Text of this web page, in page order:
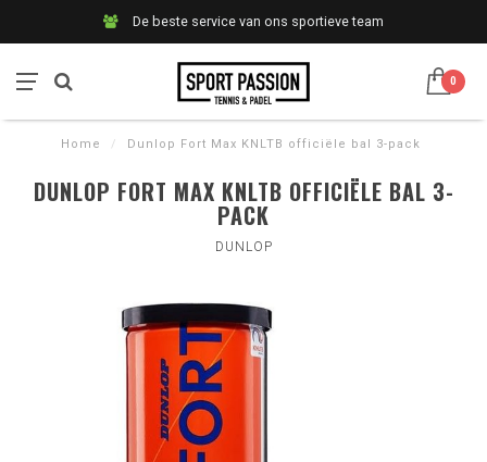
De beste service van ons sportieve team
0
Home / Dunlop Fort Max KNLTB officiële bal 3-pack
DUNLOP FORT MAX KNLTB OFFICIËLE BAL 3-
PACK
DUNLOP